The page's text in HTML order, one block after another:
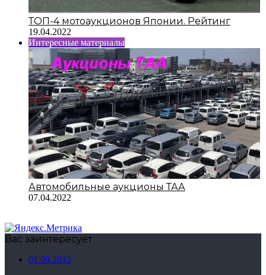
ТОП-4 мотоаукционов Японии. Рейтинг
19.04.2022
Интересные материалы
Автомобильные аукционы ТАА
07.04.2022
Вас заинтересует
01.09.2012